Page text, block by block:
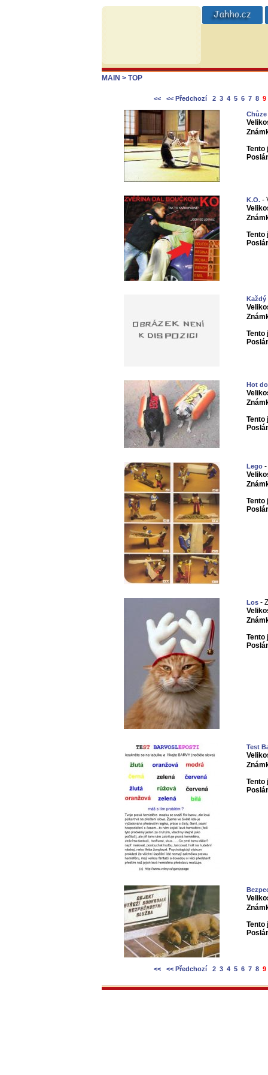
MAIN > TOP
<< << Předchozí 2 3 4 5 6 7 8 9
Chůze
Tento
K.O.-
Tento
Každý
Tento
Hot
Tento
Lego-
Tento
Los-
Tento
Test
Tento
Tento
<< << Předchozí 2 3 4 5 6 7 8 9